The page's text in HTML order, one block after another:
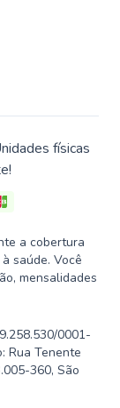
físicas
a cobertura
saúde. Você
mensalidades
0001-
Rua Tenente
360, São